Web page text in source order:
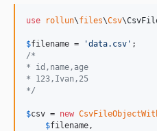
use rollun\files\Csv\
$filename = 'data.csv '
/*
* id,name,age
* 123,Ivan,25
*/
$csv = new
$filename,